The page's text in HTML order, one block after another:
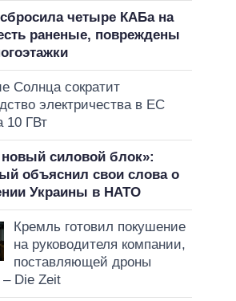
четыре КАБа на
раненые, повреждены
Солнца сократит
электричества в ЕС
10 ГВт
силовой блок»:
объяснил свои слова о
Украины в НАТО
Кремль готовил покушение
на руководителя компании,
поставляющей дроны
– Die Zeit